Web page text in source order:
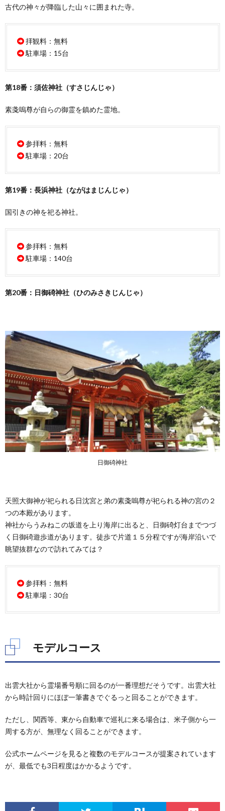
古代の神々が降臨した山々に囲まれた寺。
拝観料：無料
駐車場：15台
第18番：須佐神社（すさじんじゃ）
素戔嗚尊が自らの御霊を鎮めた霊地。
参拝料：無料
駐車場：20台
第19番：長浜神社（ながはまじんじゃ）
国引きの神を祀る神社。
参拝料：無料
駐車場：140台
第20番：日御碕神社（ひのみさきじんじゃ）
日御碕神社
天照大御神が祀られる日沈宮と弟の素戔嗚尊が祀られる神の宮の２
つの本殿があります。
神社からうみねこの坂道を上り海岸に出ると、日御碕灯台までつづ
く日御碕遊歩道があります。徒歩で片道１５分程ですが海岸沿いで
眺望抜群なので訪れてみては？
参拝料：無料
駐車場：30台
モデルコース
出雲大社から霊場番号順に回るのが一番理想だそうです。出雲大社
から時計回りにほぼ一筆書きでぐるっと回ることができます。
ただし、関西等、東から自動車で巡礼に来る場合は、米子側から一
周する方が、無理なく回ることができます。
公式ホームページを見ると複数のモデルコースが提案されています
が、最低でも3日程度はかかるようです。